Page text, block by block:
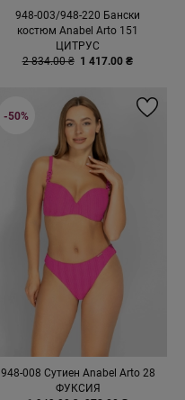
948-003/948-220 Бански
костюм Anabel Arto 151
ЦИТРУС
2 834.00 ₴ 1 417.00 ₴
948-008 Сутиен Anabel Arto 28
ФУКСИЯ
-50%